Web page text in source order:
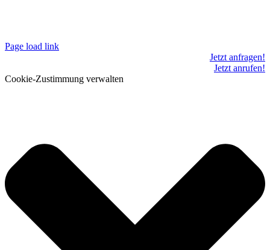
Page load link
Jetzt anfragen!
Jetzt anrufen!
Cookie-Zustimmung verwalten